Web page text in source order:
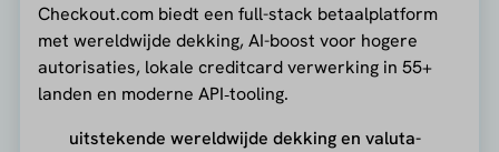
Checkout.com biedt een full-stack betaalplatform
met wereldwijde dekking, AI-boost voor hogere
autorisaties, lokale creditcard verwerking in 55+
landen en moderne API‑tooling.
uitstekende wereldwijde dekking en valuta-